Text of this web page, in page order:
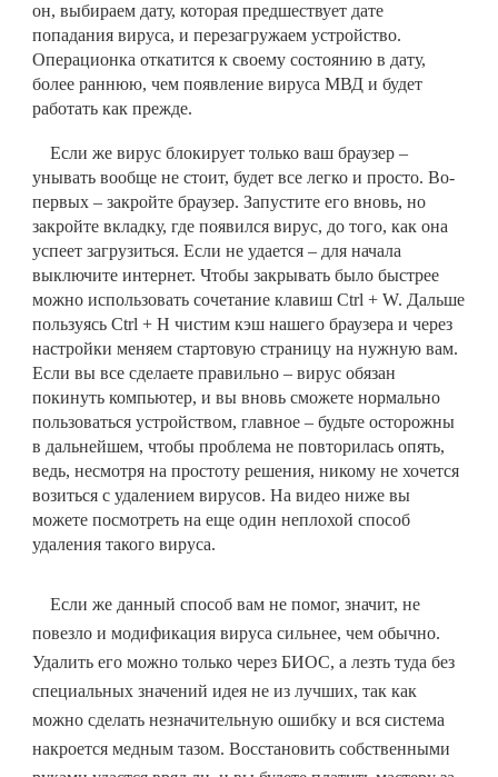
он, выбираем дату, которая предшествует дате
попадания вируса, и перезагружаем устройство.
Операционка откатится к своему состоянию в дату,
более раннюю, чем появление вируса МВД и будет
работать как прежде.
Если же вирус блокирует только ваш браузер –
унывать вообще не стоит, будет все легко и просто. Во-
первых – закройте браузер. Запустите его вновь, но
закройте вкладку, где появился вирус, до того, как она
успеет загрузиться. Если не удается – для начала
выключите интернет. Чтобы закрывать было быстрее
можно использовать сочетание клавиш Ctrl + W. Дальше
пользуясь Ctrl + H чистим кэш нашего браузера и через
настройки меняем стартовую страницу на нужную вам.
Если вы все сделаете правильно – вирус обязан
покинуть компьютер, и вы вновь сможете нормально
пользоваться устройством, главное – будьте осторожны
в дальнейшем, чтобы проблема не повторилась опять,
ведь, несмотря на простоту решения, никому не хочется
возиться с удалением вирусов. На видео ниже вы
можете посмотреть на еще один неплохой способ
удаления такого вируса.
Если же данный способ вам не помог, значит, не
повезло и модификация вируса сильнее, чем обычно.
Удалить его можно только через БИОС, а лезть туда без
специальных значений идея не из лучших, так как
можно сделать незначительную ошибку и вся система
накроется медным тазом. Восстановить собственными